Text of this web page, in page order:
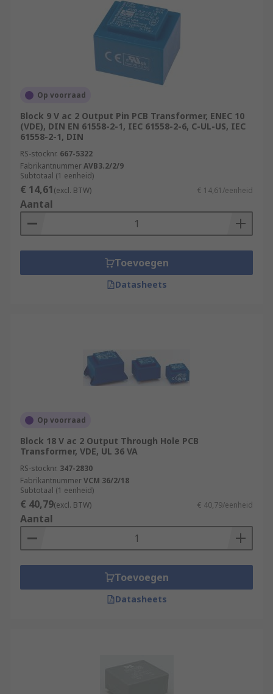
Op voorraad
Block 9 V ac 2 Output Pin PCB Transformer, ENEC 10
(VDE), DIN EN 61558-2-1, IEC 61558-2-6, C-UL-US, IEC
61558-2-1, DIN
RS-stocknr. 667-5322
FabrikantnummerAVB3.2/2/9
Subtotaal (1 eenheid)
€ 14,61(excl. BTW) € 14,61/eenheid
Aantal
Toevoegen
Datasheets
Op voorraad
Block 18 V ac 2 Output Through Hole PCB
Transformer, VDE, UL 36 VA
RS-stocknr. 347-2830
FabrikantnummerVCM 36/2/18
Subtotaal (1 eenheid)
€ 40,79(excl. BTW) € 40,79/eenheid
Aantal
Toevoegen
Datasheets